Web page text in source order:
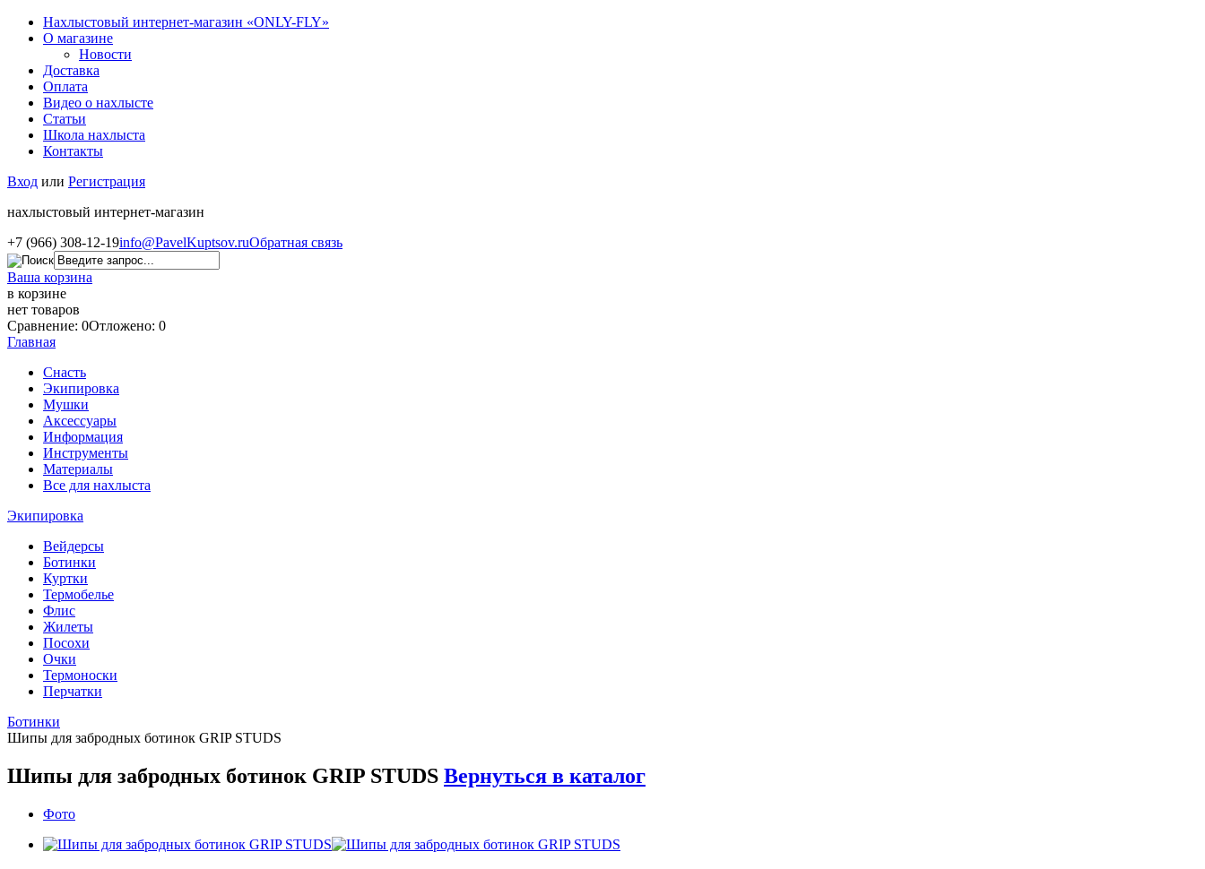
Нахлыстовый интернет-магазин «ONLY-FLY»
О магазине
Новости
Доставка
Оплата
Видео о нахлысте
Статьи
Школа нахлыста
Контакты
Вход или Регистрация
нахлыстовый интернет-магазин
+7 (966) 308-12-19info@PavelKuptsov.ruОбратная связь
Ваша корзина
в корзине
нет товаров
Сравнение: 0Отложено: 0
Главная
Снасть
Экипировка
Мушки
Аксессуары
Информация
Инструменты
Материалы
Все для нахлыста
Экипировка
Вейдерсы
Ботинки
Куртки
Термобелье
Флис
Жилеты
Посохи
Очки
Термоноски
Перчатки
Ботинки
Шипы для забродных ботинок GRIP STUDS
Шипы для забродных ботинок GRIP STUDS Вернуться в каталог
Фото